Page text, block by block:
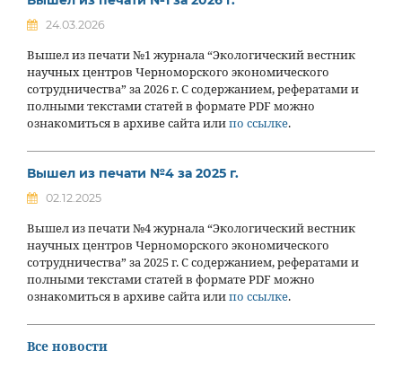
24.03.2026
Вышел из печати №1 журнала “Экологический вестник
научных центров Черноморского экономического
сотрудничества” за 2026 г. С содержанием, рефератами и
полными текстами статей в формате PDF можно
ознакомиться в архиве сайта илипо ссылке.
Вышел из печати №4 за 2025 г.
02.12.2025
Вышел из печати №4 журнала “Экологический вестник
научных центров Черноморского экономического
сотрудничества” за 2025 г. С содержанием, рефератами и
полными текстами статей в формате PDF можно
ознакомиться в архиве сайта илипо ссылке.
Все новости